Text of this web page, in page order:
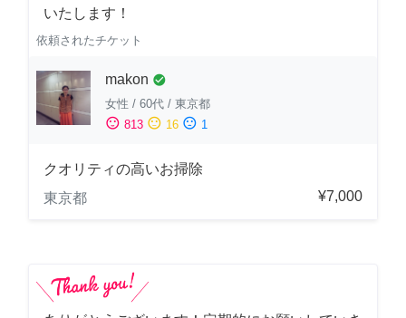
いたします！
依頼されたチケット
makon check_circle
女性 / 60代 / 東京都
sentiment_satisfied 813 sentiment_neutral 16 sentiment_dissatisfied 1
クオリティの高いお掃除
東京都
¥7,000